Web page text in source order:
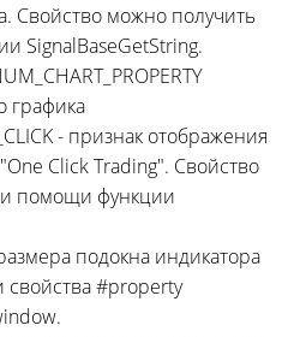
Свойство можно получить
SignalBaseGetString.
графика
- признак отображения
Click Trading". Свойство
помощи функции
подокна индикатора
#property